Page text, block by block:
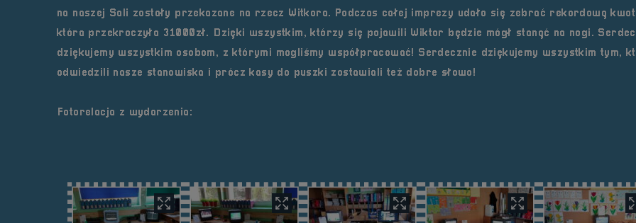
na naszej Sali zostały przekazane na rzecz Witkora. Podczas całej imprezy udało się zebrać rekordową
która przekroczyła 31000zł. Dzięki wszystkim, którzy się pojawili Wiktor będzie mógł stanąć na nogi.
dziękujemy wszystkim osobom, z którymi mogliśmy współpracować! Serdecznie dziękujemy wszystkim tym,
odwiedzili nasze stanowiska i prócz kasy do puszki zostawiali też dobre słowo!
Fotorelacja z wydarzenia: